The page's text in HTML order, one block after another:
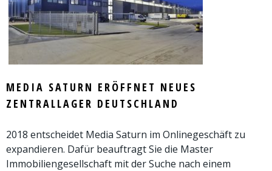
MEDIA SATURN ERÖFFNET NEUES
ZENTRALLAGER DEUTSCHLAND
2018 entscheidet Media Saturn im Onlinegeschäft zu
expandieren. Dafür beauftragt Sie die Master
Immobiliengesellschaft mit der Suche nach einem